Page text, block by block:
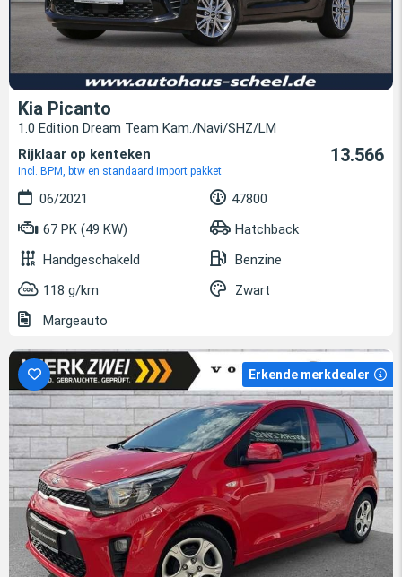
Kia Picanto
1.0 Edition Dream Team Kam./Navi/SHZ/LM
Rijklaar op kenteken
incl. BPM, btw en standaard import pakket
13.566
06/2021
47800
67 PK (49 KW)
Hatchback
Handgeschakeld
Benzine
118 g/km
Zwart
Margeauto
Erkende merkdealer